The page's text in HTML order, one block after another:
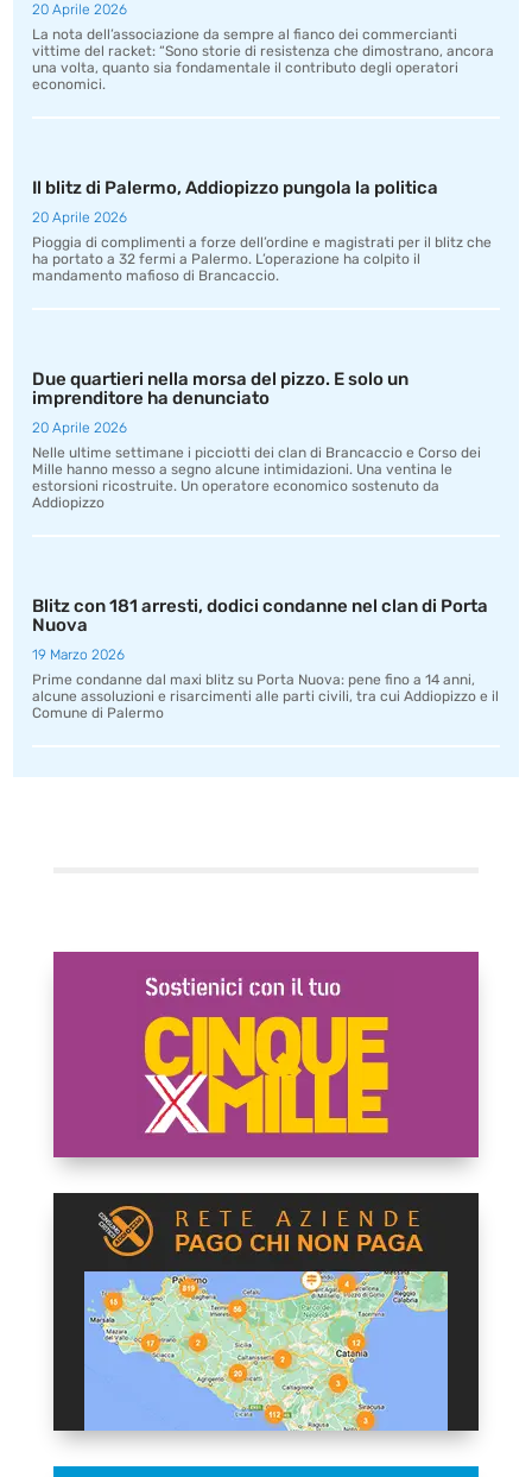
20 Aprile 2026
La nota dell’associazione da sempre al fianco dei commercianti
vittime del racket: “Sono storie di resistenza che dimostrano, ancora
una volta, quanto sia fondamentale il contributo degli operatori
economici.
Il blitz di Palermo, Addiopizzo pungola la politica
20 Aprile 2026
Pioggia di complimenti a forze dell’ordine e magistrati per il blitz che
ha portato a 32 fermi a Palermo. L’operazione ha colpito il
mandamento mafioso di Brancaccio.
Due quartieri nella morsa del pizzo. E solo un
imprenditore ha denunciato
20 Aprile 2026
Nelle ultime settimane i picciotti dei clan di Brancaccio e Corso dei
Mille hanno messo a segno alcune intimidazioni. Una ventina le
estorsioni ricostruite. Un operatore economico sostenuto da
Addiopizzo
Blitz con 181 arresti, dodici condanne nel clan di Porta
Nuova
19 Marzo 2026
Prime condanne dal maxi blitz su Porta Nuova: pene fino a 14 anni,
alcune assoluzioni e risarcimenti alle parti civili, tra cui Addiopizzo e il
Comune di Palermo